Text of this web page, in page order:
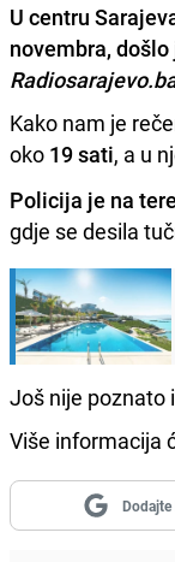
U centru
novembra,
Kako nam je
oko 19 sati, a u
Policija je na
gdje se desila
Još nije poznato
Više informacija
Dodajte